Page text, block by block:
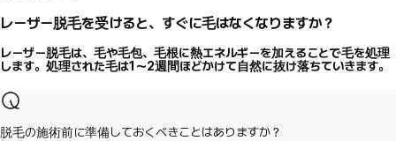
レーザー脱毛を受けると、すぐに毛はなくなりますか？
レーザー脱毛は、毛や毛包、毛根に熱エネルギーを加えることで毛を処理
します。処理された毛は1〜2週間ほどかけて自然に抜け落ちていきます。
脱毛の施術前に準備しておくべきことはありますか？